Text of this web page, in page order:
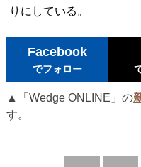
りにしている。
Facebook
でフォロー
▲「Wedge ONLINE」の
す。